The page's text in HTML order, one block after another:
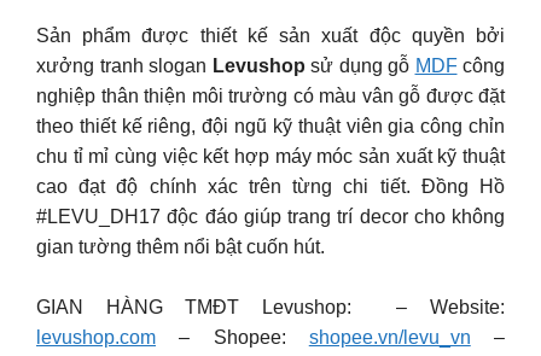
Sản phẩm được thiết kế sản xuất độc quyền bởi
xưởng tranh slogan Levushop sử dụng gỗ MDFcông
nghiệp thân thiện môi trường có màu vân gỗ được đặt
theo thiết kế riêng, đội ngũ kỹ thuật viên gia công chỉn
chu tỉ mỉ cùng việc kết hợp máy móc sản xuất kỹ thuật
cao đạt độ chính xác trên từng chi tiết. Đồng Hồ
#LEVU_DH17 độc đáo giúp trang trí decor cho không
gian tường thêm nổi bật cuốn hút.
GIAN HÀNG TMĐT Levushop: – Website:
levushop.com – Shopee: shopee.vn/levu_vn –